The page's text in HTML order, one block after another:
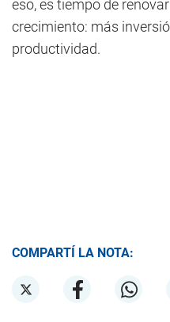
eso, es tiempo de
crecimiento: más
productividad.
COMPARTÍ LA NOTA: